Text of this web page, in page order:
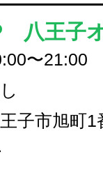
八王子
〜21:00
子市旭町